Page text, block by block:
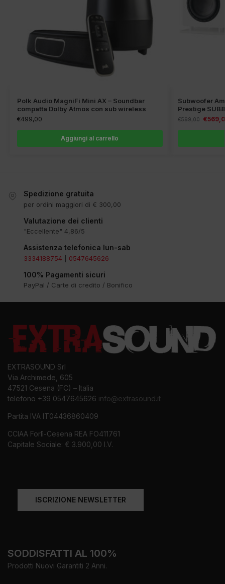
Polk Audio MagniFi Mini AX – Soundbar
compatta Dolby Atmos con sub wireless
€499,00
Aggiungi al carrello
Subwoofer
Prestige SUB8
€599,00 €
Spedizione gratuita
per ordini maggiori di € 300,00
Valutazione dei clienti
"Eccellente" 4,86/5
Assistenza telefonica lun-sab
3334188754 0547645626
100% Pagamenti sicuri
PayPal / Carte di credito / Bonifico
EXTRASOUND Srl
Via Archimede, 605
47521 Cesena (FC) – Italia
telefono +39 0547645626 info@extrasound.it
Partita IVA IT04436860409
CCIAA Forlì-Cesena REA FO411761
Capitale Sociale: € 3.900,00 I.V.
ISCRIZIONE NEWSLETTER
SODDISFATTI AL 100%
Prodotti Nuovi Garantiti 2 Anni.